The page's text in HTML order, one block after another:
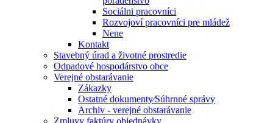
Sociálni pracovníci
Rozvojoví pracovníci pre mládež
Nene
Kontakt
Stavebný úrad a životné prostredie
Odpadové hospodárstvo obce
Verejné obstarávanie
Zákazky
Ostatné dokumenty⁄Súhrnné správy
Archiv - verejné obstarávanie
Zmluvy faktúry objednávky